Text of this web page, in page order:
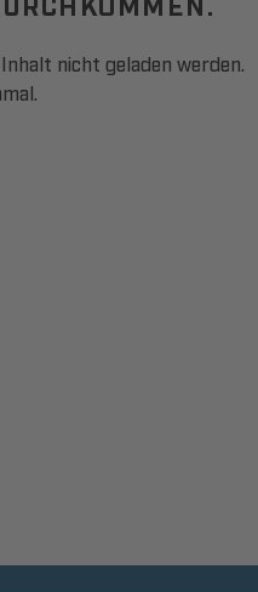
nicht geladen werden.